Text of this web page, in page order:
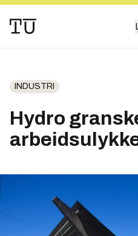
INDUSTRI
Hydro